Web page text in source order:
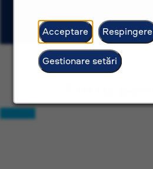
Acceptare Respingere
Gestionare setări